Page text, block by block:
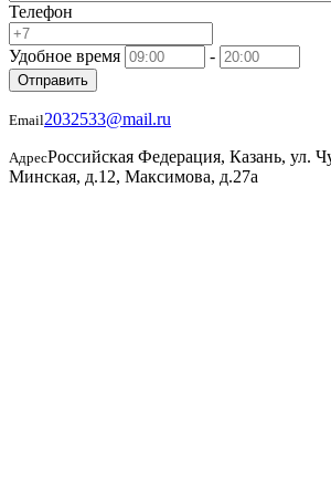
Телефон
Удобное время -
Отправить
Email2032533@mail.ru
АдресРоссийская Федерация, Казань, ул.
Минская, д.12, Максимова, д.27а